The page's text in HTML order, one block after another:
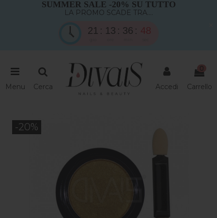
SUMMER SALE -20% SU TUTTO
LA PROMO SCADE TRA....
21 13 36 47
Menu Cerca Accedi
0
Carrello
-20%